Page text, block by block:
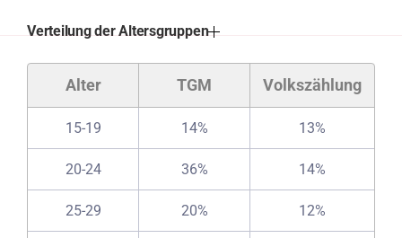
Verteilung der Altersgruppen
Alter TGM Volkszählung
15-19 14% 13%
20-24 36% 14%
25-29 20% 12%